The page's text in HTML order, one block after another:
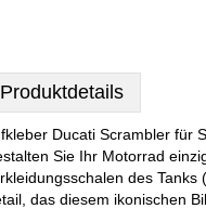
Produktdetails
Ducati Scrambler für
Sie Ihr Motorrad
des Tanks
das diesem ikonischen